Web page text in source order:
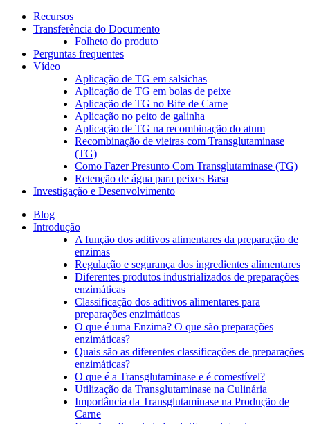
Recursos
Transferência do Documento
Folheto do produto
Perguntas frequentes
Vídeo
Aplicação de TG em salsichas
Aplicação de TG em bolas de peixe
Aplicação de TG no Bife de Carne
Aplicação no peito de galinha
Aplicação de TG na recombinação do atum
Recombinação de vieiras com Transglutaminase
(TG)
Como Fazer Presunto Com Transglutaminase (TG)
Retenção de água para peixes Basa
Investigação e Desenvolvimento
Blog
Introdução
A função dos aditivos alimentares da preparação de
enzimas
Regulação e segurança dos ingredientes alimentares
Diferentes produtos industrializados de preparações
enzimáticas
Classificação dos aditivos alimentares para
preparações enzimáticas
O que é uma Enzima? O que são preparações
enzimáticas?
Quais são as diferentes classificações de preparações
enzimáticas?
O que é a Transglutaminase e é comestível?
Utilização da Transglutaminase na Culinária
Importância da Transglutaminase na Produção de
Carne